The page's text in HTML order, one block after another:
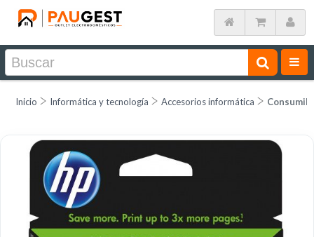
Inicio Informática y tecnología Accesorios informática